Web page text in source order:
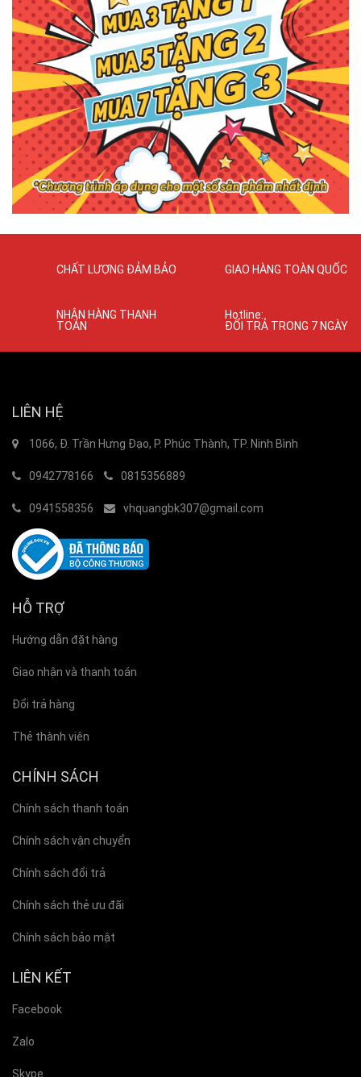
CHẤT LƯỢNG ĐẢM BẢO GIAO HÀNG TOÀN QUỐC
NHẬN HÀNG THANH
TOÁN
Hotline:
ĐỔI TRẢ TRONG 7 NGÀY
LIÊN HỆ
1066, Đ. Trần Hưng Đạo, P. Phúc Thành, TP. Ninh Bình
0942778166 0815356889
0941558356 vhquangbk307@gmail.com
HỖ TRỢ
Hướng dẫn đặt hàng
Giao nhận và thanh toán
Đổi trả hàng
Thẻ thành viên
CHÍNH SÁCH
Chính sách thanh toán
Chính sách vận chuyển
Chính sách đổi trả
Chính sách thẻ ưu đãi
Chính sách bảo mật
LIÊN KẾT
Facebook
Zalo
Skype